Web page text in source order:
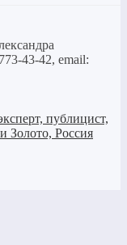
43-42, email: